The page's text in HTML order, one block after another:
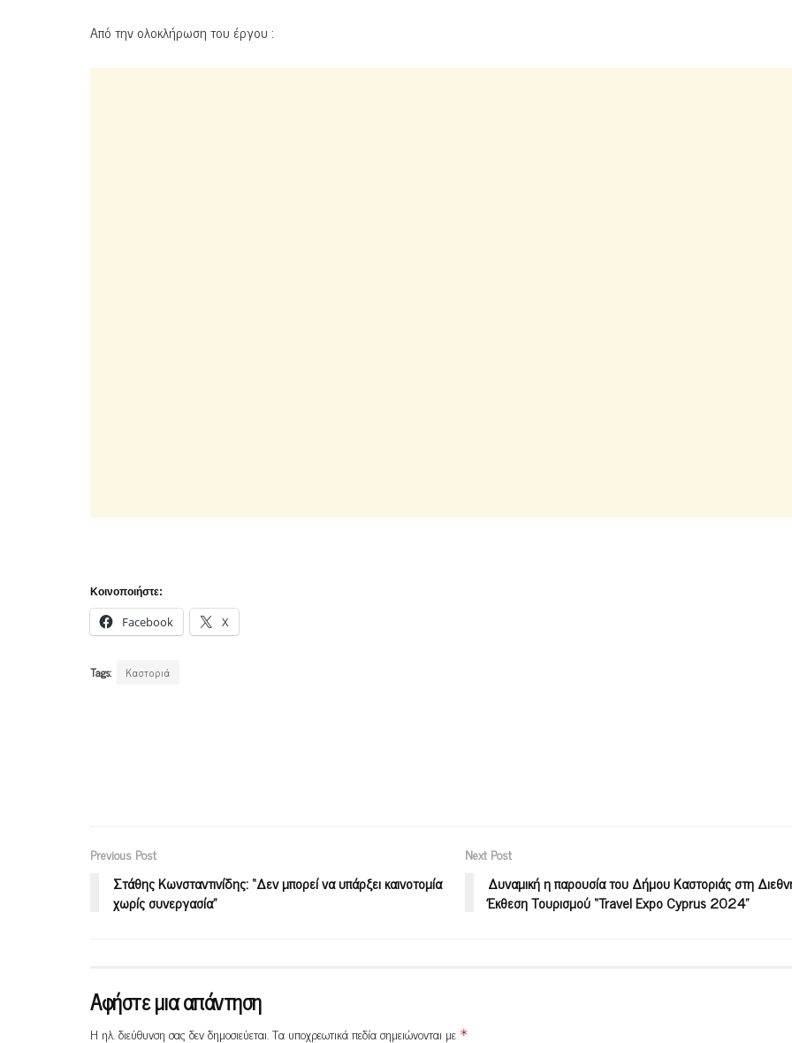
Από την ολοκλήρωση του έργου :
Κοινοποιήστε:
Facebook X
Tags: Καστοριά
Previous Post
Στάθης Κωνσταντινίδης: “Δεν μπορεί να υπάρξει καινοτομία
χωρίς συνεργασία”
Next Post
Δυναμική η παρουσία του Δήμου Καστοριάς στη
Έκθεση Τουρισμού “Travel Expo Cyprus 2024”
Αφήστε μια απάντηση
Η ηλ. διεύθυνση σας δεν δημοσιεύεται.Τα υποχρεωτικά πεδία σημειώνονται με *